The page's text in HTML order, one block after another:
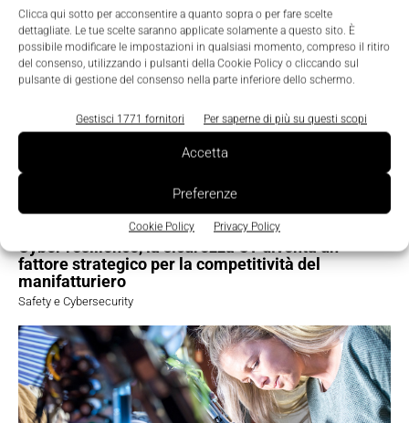
Clicca qui sotto per acconsentire a quanto sopra o per fare scelte
dettagliate. Le tue scelte saranno applicate solamente a questo sito. È
possibile modificare le impostazioni in qualsiasi momento, compreso il ritiro
del consenso, utilizzando i pulsanti della Cookie Policy o cliccando sul
pulsante di gestione del consenso nella parte inferiore dello schermo.
Gestisci 1771 fornitori Per saperne di più su questi scopi
Accetta
Preferenze
Cookie Policy Privacy Policy
TI POTREBBERO INTERESSARE ⇢
Cyber resilience, la sicurezza OT diventa un
fattore strategico per la competitività del
manifatturiero
Safety e Cybersecurity